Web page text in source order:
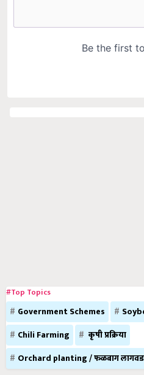
#Top Topics
Government Schemes
Chili Farming
कृषी प्रक्रिया
Orchard planting / फळबाग लागवड